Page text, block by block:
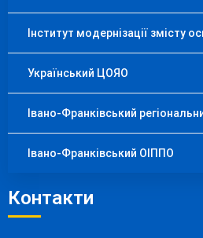
Інститут модернізації змісту
Український ЦОЯО
Івано-Франківський
Івано-Франківський ОІППО
Контакти